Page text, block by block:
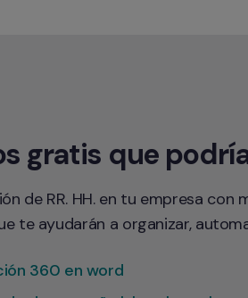
gratis que
de RR. HH. en tu empresa con
te ayudarán a organizar,
360 en word